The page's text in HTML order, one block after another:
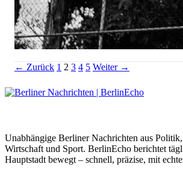
Seitennummerierung
der
Beiträge
← Zurück 1 Link
2 3Link
4Link
5Link
Weiter →
Unabhängige Berliner Nachrichten aus
Wirtschaft und Sport. BerlinEcho berichtet
Hauptstadt bewegt – schnell, präzise, mit